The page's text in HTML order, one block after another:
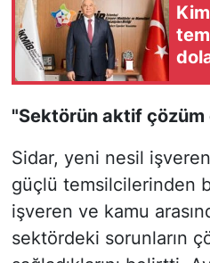
"Sektörün aktif çözüm
Sidar, yeni nesil işveren
güçlü temsilcilerinden
işveren ve kamu
sektördeki sorunların